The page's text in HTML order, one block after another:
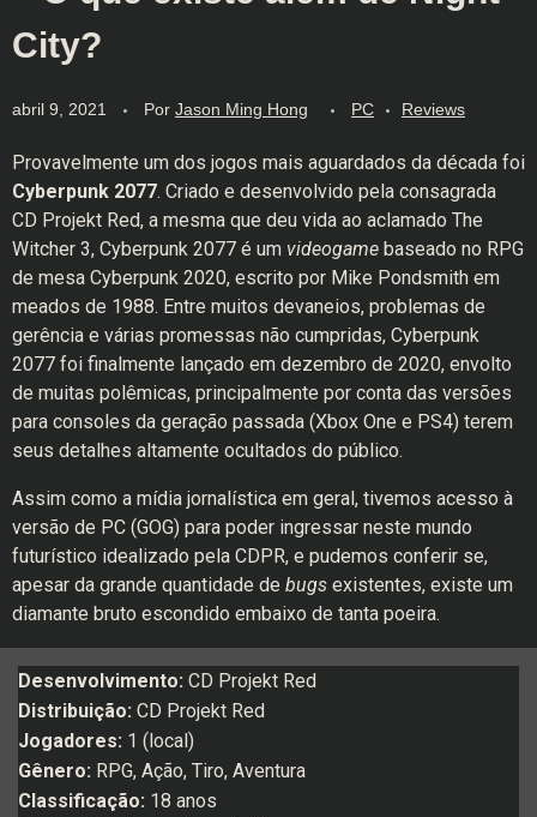
City?
abril 9, 2021 Por Jason Ming Hong PC Reviews
Provavelmente um dos jogos mais aguardados da década foi
Cyberpunk 2077. Criado e desenvolvido pela consagrada
CD Projekt Red, a mesma que deu vida ao aclamado The
Witcher 3, Cyberpunk 2077 é um videogame baseado no RPG
de mesa Cyberpunk 2020, escrito por Mike Pondsmith em
meados de 1988. Entre muitos devaneios, problemas de
gerência e várias promessas não cumpridas, Cyberpunk
2077 foi finalmente lançado em dezembro de 2020, envolto
de muitas polêmicas, principalmente por conta das versões
para consoles da geração passada (Xbox One e PS4) terem
seus detalhes altamente ocultados do público.
Assim como a mídia jornalística em geral, tivemos acesso à
versão de PC (GOG) para poder ingressar neste mundo
futurístico idealizado pela CDPR, e pudemos conferir se,
apesar da grande quantidade de bugs existentes, existe um
diamante bruto escondido embaixo de tanta poeira.
Desenvolvimento: CD Projekt Red
Distribuição: CD Projekt Red
Jogadores: 1 (local)
Gênero: RPG, Ação, Tiro, Aventura
Classificação: 18 anos